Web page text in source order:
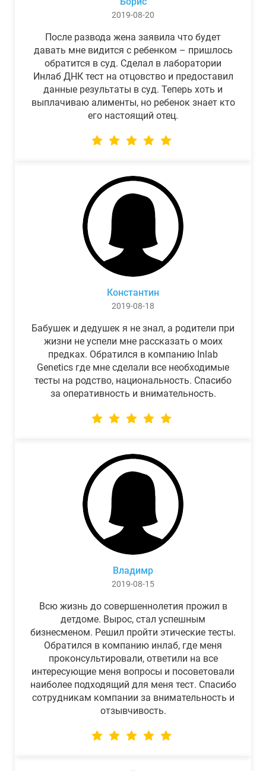
2019-08-20
После развода жена заявила что будет
давать мне видится с ребенком – пришлось
обратится в суд. Сделал в лаборатории
Инлаб ДНК тест на отцовство и предоставил
данные результаты в суд. Теперь хоть и
выплачиваю алименты, но ребенок знает кто
его настоящий отец.
Константин
2019-08-18
Бабушек и дедушек я не знал, а родители при
жизни не успели мне рассказать о моих
предках. Обратился в компанию Inlab
Genetics где мне сделали все необходимые
тесты на родство, национальность. Спасибо
за оперативность и внимательность.
Владимр
2019-08-15
Всю жизнь до совершеннолетия прожил в
детдоме. Вырос, стал успешным
бизнесменом. Решил пройти этические тесты.
Обратился в компанию инлаб, где меня
проконсультировали, ответили на все
интересующие меня вопросы и посоветовали
наиболее подходящий для меня тест. Спасибо
сотрудникам компании за внимательность и
отзывчивость.